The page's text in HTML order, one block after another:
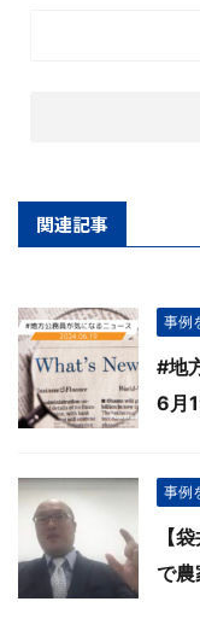
関連記事
事例
#地
6月
事例
【
で農